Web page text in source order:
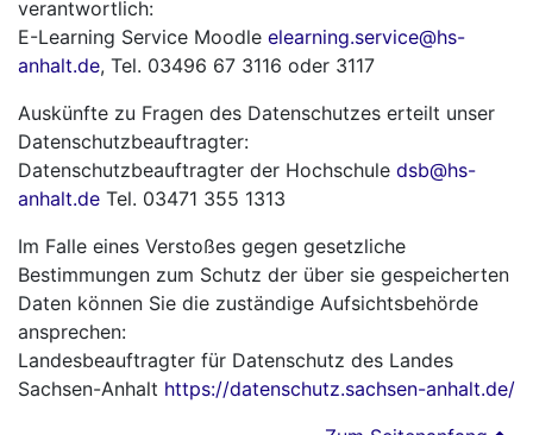
verantwortlich:
E-Learning Service Moodle elearning.service@hs-
anhalt.de, Tel. 03496 67 3116 oder 3117
Auskünfte zu Fragen des Datenschutzes erteilt unser
Datenschutzbeauftragter:
Datenschutzbeauftragter der Hochschule dsb@hs-
anhalt.de Tel. 03471 355 1313
Im Falle eines Verstoßes gegen gesetzliche
Bestimmungen zum Schutz der über sie gespeicherten
Daten können Sie die zuständige Aufsichtsbehörde
ansprechen:
Landesbeauftragter für Datenschutz des Landes
Sachsen-Anhalt https://datenschutz.sachsen-anhalt.de/